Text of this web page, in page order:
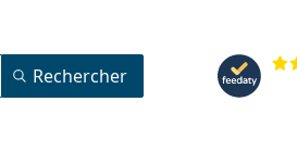
Évaluation
Rechercher